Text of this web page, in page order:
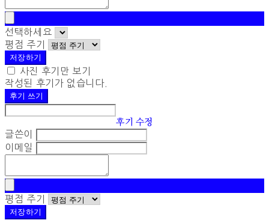
선택하세요
평점 주기
저장하기
사진 후기만 보기
작성된 후기가 없습니다.
후기 쓰기
후기 수정
글쓴이
이메일
평점 주기
저장하기